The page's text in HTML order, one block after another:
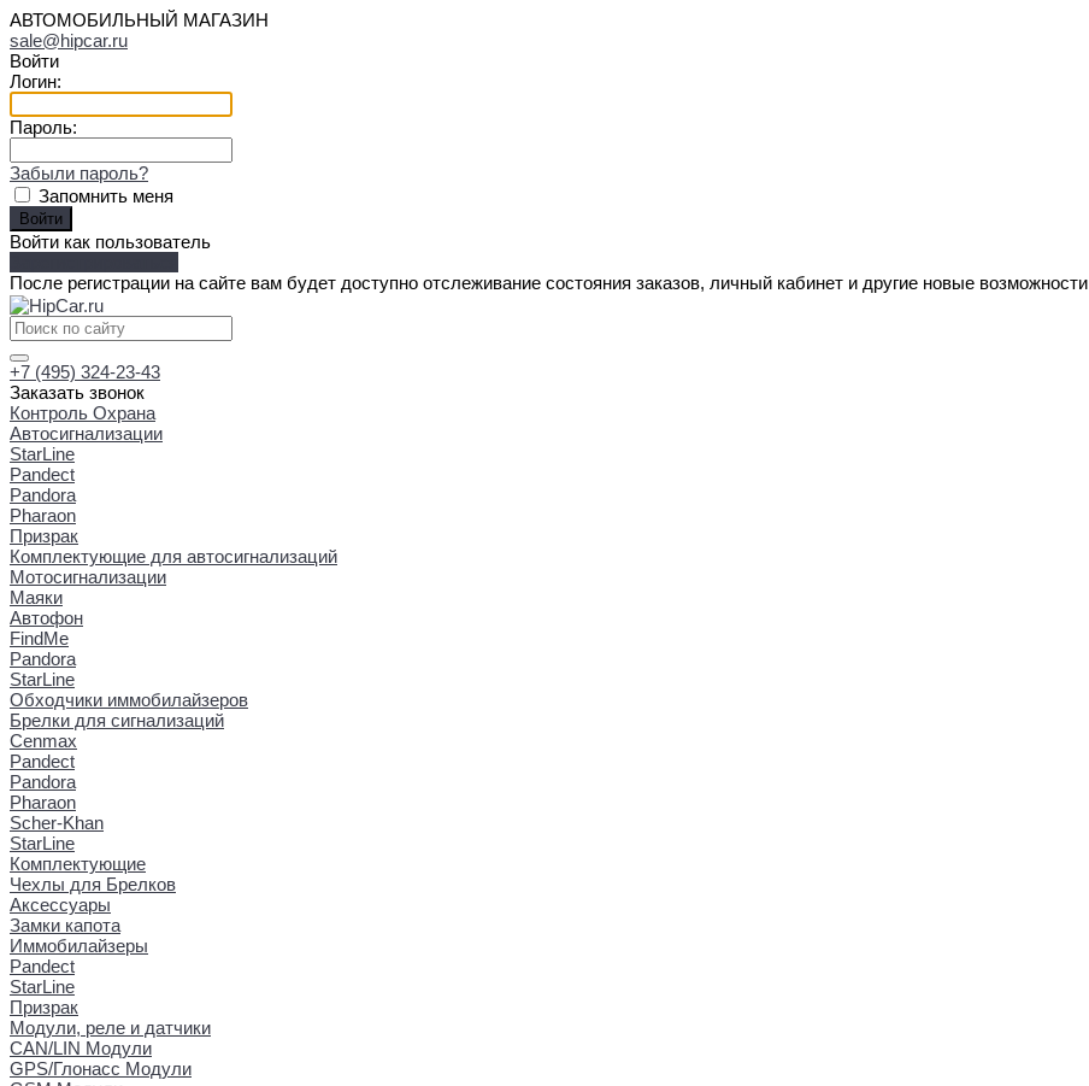
АВТОМОБИЛЬНЫЙ МАГАЗИН
sale@hipcar.ru
Войти
Логин:
Пароль:
Забыли пароль?
Запомнить меня
Войти как пользователь
После регистрации на сайте вам будет доступно отслеживание состояния заказов, личный кабинет и другие новые возможности
+7 (495) 324-23-43
Заказать звонок
Контроль Охрана
Автосигнализации
StarLine
Pandect
Pandora
Pharaon
Призрак
Комплектующие для автосигнализаций
Мотосигнализации
Маяки
Автофон
FindMe
Pandora
StarLine
Обходчики иммобилайзеров
Брелки для сигнализаций
Cenmax
Pandect
Pandora
Pharaon
Scher-Khan
StarLine
Комплектующие
Чехлы для Брелков
Аксессуары
Замки капота
Иммобилайзеры
Pandect
StarLine
Призрак
Модули, реле и датчики
CAN/LIN Модули
GPS/Глонасс Модули